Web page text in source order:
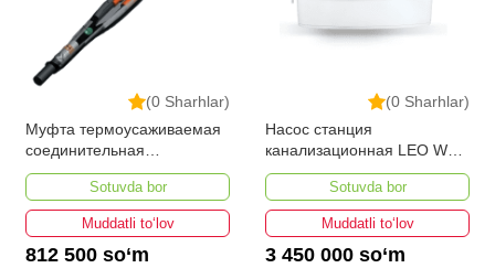
(0 Sharhlar)
Муфта термоусаживаемая
соединительная
3СТп-10У-35...50
Sotuvda bor
Muddatli to‘lov
812 500 so‘m
(0 Sharhlar)
Насос станция
канализационная LEO WC-
600
Sotuvda bor
Muddatli to‘lov
3 450 000 so‘m